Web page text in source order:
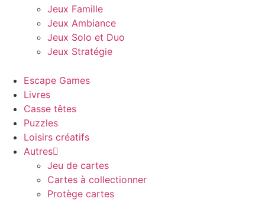
Jeux Famille
Jeux Ambiance
Jeux Solo et Duo
Jeux Stratégie
Escape Games
Livres
Casse têtes
Puzzles
Loisirs créatifs
Autres
Jeu de cartes
Cartes à collectionner
Protège cartes